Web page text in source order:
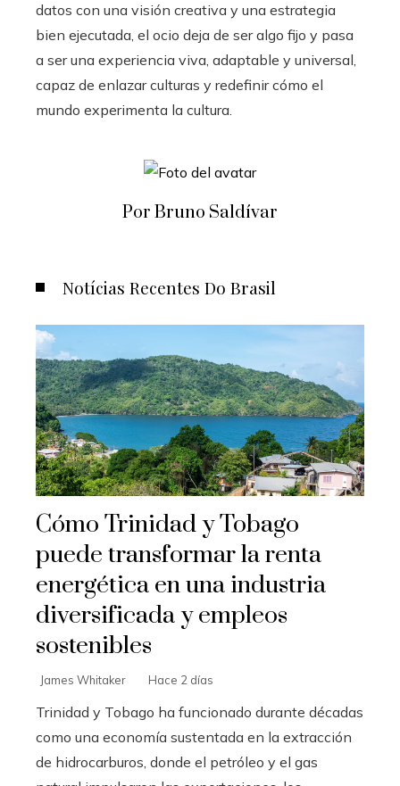
datos con una visión creativa y una estrategia
bien ejecutada, el ocio deja de ser algo fijo y pasa
a ser una experiencia viva, adaptable y universal,
capaz de enlazar culturas y redefinir cómo el
mundo experimenta la cultura.
Por Bruno Saldívar
Notícias Recentes Do Brasil
Cómo Trinidad y Tobago
puede transformar la renta
energética en una industria
diversificada y empleos
sostenibles
James Whitaker Hace 2 días
Trinidad y Tobago ha funcionado durante décadas
como una economía sustentada en la extracción
de hidrocarburos, donde el petróleo y el gas